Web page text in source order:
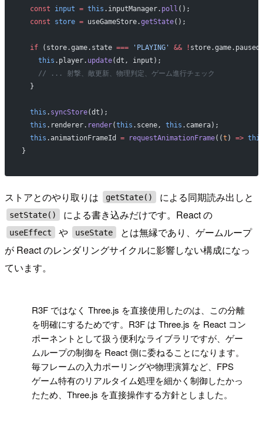
  const
input = this .inputManager. poll ();
  const
store = useGameStore.getState();
  if
(store.game.state === 'PLAYING' && !
    this
.player. update(dt, input);
    // ... 射撃、敵更新、物理判定、ゲーム進行チェック
  }
  this
. syncStore(dt);
  this
.renderer. render(this .scene, this .camera);
  this
.animationFrameId = requestAnimationFrame((t ) =>
}
ストアとのやり取りは getState() による同期読み出しと
setState() による書き込みだけです。React の
useEffect や useState
とは無縁であり、ゲームループ
が React のレンダリングサイクルに影響しない構成になっ
ています。
R3F ではなく Three.js を直接使用したのは、この分離
を明確にするためです。R3F は Three.js を React コン
ポーネントとして扱う便利なライブラリですが、ゲー
ムループの制御を React 側に委ねることになります。
毎フレームの入力ポーリングや物理演算など、FPS
ゲーム特有のリアルタイム処理を細かく制御したかっ
たため、Three.js を直接操作する方針としました。